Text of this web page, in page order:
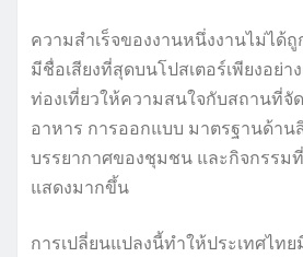
ความสำเร็จของงานหนึ่งงานไม่ได้
มีชื่อเสียงที่สุดบนโปสเตอร์เพียงอย่า
ท่องเที่ยวให้ความสนใจกับสถานที่จั
อาหาร การออกแบบ มาตรฐานด้าน
บรรยากาศของชุมชน และกิจกรรม
แสดงมากขึ้น
การเปลี่ยนแปลงนี้ทำให้ประเทศไท